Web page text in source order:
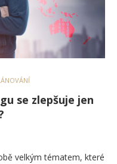
se zlepšuje jen
velkým tématem, které